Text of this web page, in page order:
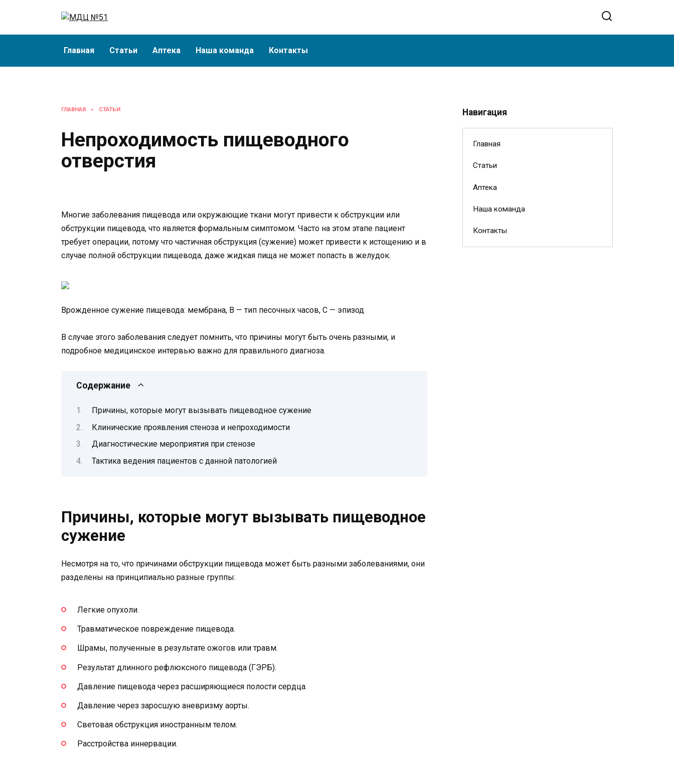
Главная Статьи Аптека Наша команда Контакты
ГЛАВНАЯ » СТАТЬИ
Непроходимость пищеводного
отверстия
Многие заболевания пищевода или окружающие ткани могут привести к обструкции или
обструкции пищевода, что является формальным симптомом. Часто на этом этапе пациент
требует операции, потому что частичная обструкция (сужение) может привести к истощению и в
случае полной обструкции пищевода, даже жидкая пища не может попасть в желудок.
Врожденное сужение пищевода: мембрана, B — тип песочных часов, C — эпизод
В случае этого заболевания следует помнить, что причины могут быть очень разными, и
подробное медицинское интервью важно для правильного диагноза.
Содержание
Причины, которые могут вызывать пищеводное сужение
Клинические проявления стеноза и непроходимости
Диагностические мероприятия при стенозе
Тактика ведения пациентов с данной патологией
Причины, которые могут вызывать пищеводное
сужение
Несмотря на то, что причинами обструкции пищевода может быть разными заболеваниями, они
разделены на принципиально разные группы:
Легкие опухоли.
Травматическое повреждение пищевода.
Шрамы, полученные в результате ожогов или травм.
Результат длинного рефлюксного пищевода (ГЭРБ).
Давление пищевода через расширяющиеся полости сердца.
Давление через заросшую аневризму аорты.
Световая обструкция иностранным телом.
Расстройства иннервации.
Навигация
Главная
Статьи
Аптека
Наша команда
Контакты